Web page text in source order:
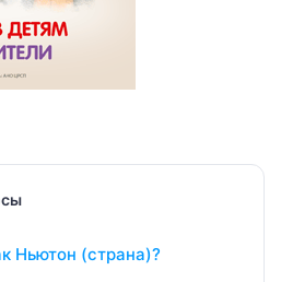
Ньютон (страна)?